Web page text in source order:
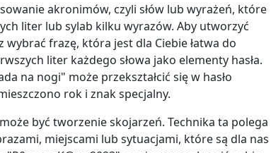
akronimów, czyli słów lub wyrażeń, które
liter lub sylab kilku wyrazów. Aby utworzyć
wybrać frazę, która jest dla Ciebie łatwa do
liter każdego słowa jako elementy hasła.
na nogi" może przekształcić się w hasło
rok i znak specjalny.
być tworzenie skojarzeń. Technika ta polega
miejscami lub sytuacjami, które są dla nas